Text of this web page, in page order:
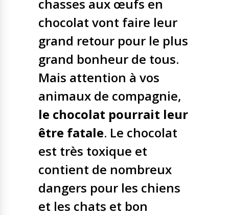
Nos solutions
Le chien guide d’aveugle
La canne blanche
électronique
Le Bemob
fonctionnelle
Formation
Rééducation fonctionnelle
Tout savoir
Irremplaçables, la
série
Nous contacter
chasses aux œufs en
chocolat vont faire leur
grand retour pour le plus
grand bonheur de tous.
Mais attention à vos
animaux de compagnie,
le chocolat pourrait leur
être fatale. Le chocolat
est très toxique et
contient de nombreux
dangers pour les chiens
et les chats et bon